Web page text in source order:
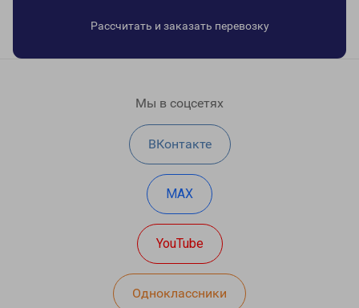
Рассчитать и заказать перевозку
Мы в соцсетях
ВКонтакте
MAX
YouTube
Одноклассники